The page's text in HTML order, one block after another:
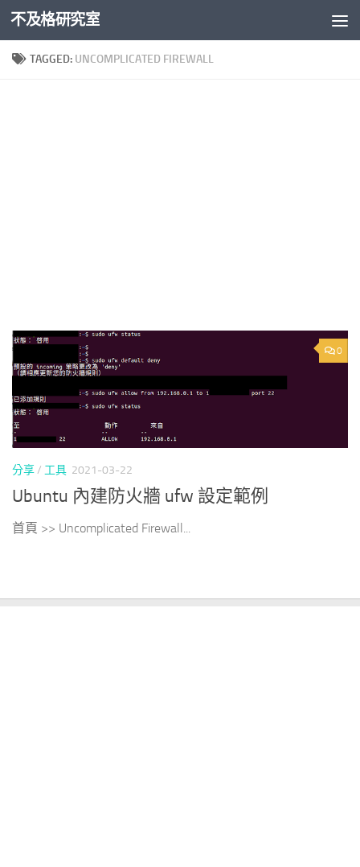
Skip to content
不及格研究室
TAGGED: UNCOMPLICATED FIREWALL
0
分享/ 工具 2021-03-22
Ubuntu 內建防火牆 ufw 設定範例
首頁 >> Uncomplicated Firewall...